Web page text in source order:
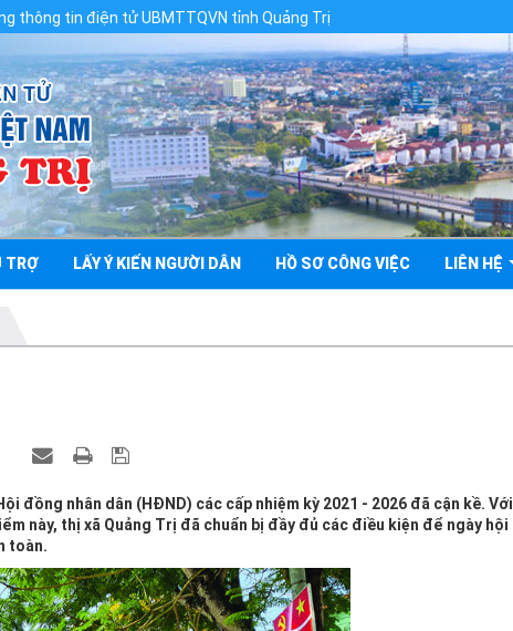
TRỢ LẤY Ý KIẾN NGƯỜI DÂN HỒ SƠ CÔNG VIỆC LIÊN HỆ
điện tử UBMTTQVN tỉnh Quảng Trị
đồng nhân dân (HĐND) các cấp nhiệm kỳ 2021 - 2026 đã cận kề. Với
này, thị xã Quảng Trị đã chuẩn bị đầy đủ các điều kiện để ngày hội
toàn.